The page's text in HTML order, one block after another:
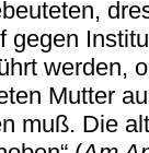
gegen
werden,
Mutter
muß. Die